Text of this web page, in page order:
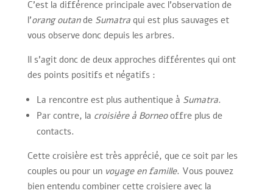
C’est la différence principale avec l’observation de
l’orang outan de Sumatra qui est plus sauvages et
vous observe donc depuis les arbres.
Il s’agit donc de deux approches différentes qui ont
des points positifs et négatifs :
La rencontre est plus authentique à Sumatra.
Par contre, la croisière à Borneo offre plus de
contacts.
Cette croisière est très apprécié, que ce soit par les
couples ou pour un voyage en famille. Vous pouvez
bien entendu combiner cette croisiere avec la